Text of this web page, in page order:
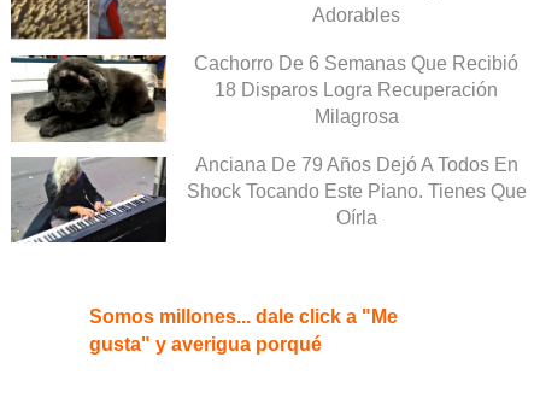
Adorables
Cachorro De 6 Semanas Que Recibió
18 Disparos Logra Recuperación
Milagrosa
Anciana De 79 Años Dejó A Todos En
Shock Tocando Este Piano. Tienes Que
Oírla
Somos millones... dale click a "Me
gusta" y averigua porqué